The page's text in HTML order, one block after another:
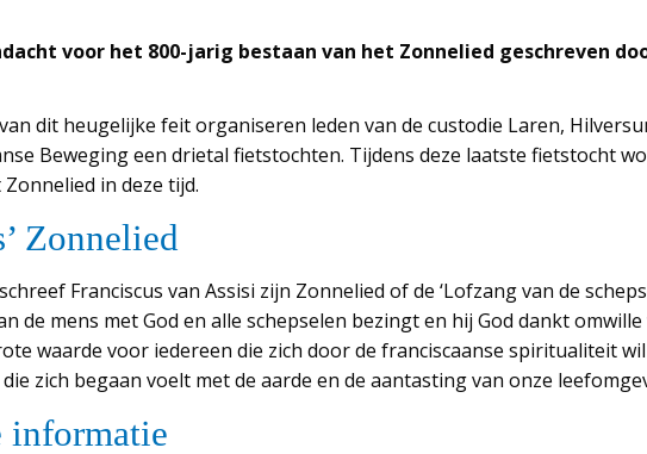
voor het 800-jarig bestaan van het Zonnelied geschreven
dit heugelijke feit organiseren leden van de custodie Laren,
Beweging een drietal fietstochten. Tijdens deze laatste fietstocht
in deze tijd.
Zonnelied
Franciscus van Assisi zijn Zonnelied of de ‘Lofzang van de
de mens met God en alle schepselen bezingt en hij God dankt
waarde voor iedereen die zich door de franciscaanse spiritualiteit
zich begaan voelt met de aarde en de aantasting van onze
informatie